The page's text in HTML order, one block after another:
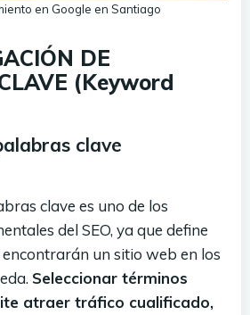
en Google en Santiago
DE
(Keyword
clave
clave es uno de los
del SEO, ya que define
un sitio web en los
Seleccionar términos
atraer tráfico cualificado,